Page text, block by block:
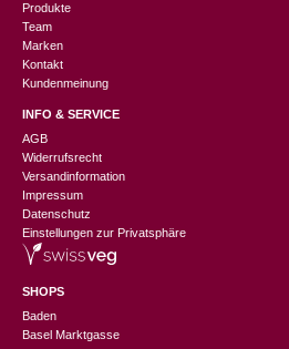
Produkte
Team
Marken
Kontakt
Kundenmeinung
INFO & SERVICE
AGB
Widerrufsrecht
Versandinformation
Impressum
Datenschutz
Einstellungen zur Privatsphäre
SHOPS
Baden
Basel Marktgasse